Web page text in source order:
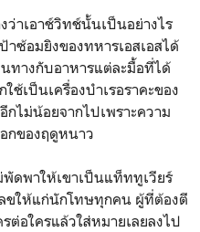
ว่าเอาช์วิทช์นั้นเป็นอย่างไร
ซ้อมยิงของทหารเอสเอสได้
ทางกับอาหารแต่ละมื้อที่ได้
ช้เป็นเครื่องบำเรอราคะของ
ไม่น้อยจากไปเพราะความ
กของฤดูหนาว
พัดพาให้เขาเป็นแท็ททูเวียร์
ขให้แก่นักโทษทุกคน ผู้ที่ต้องตี
อใครแล้วใส่หมายเลยลงไป